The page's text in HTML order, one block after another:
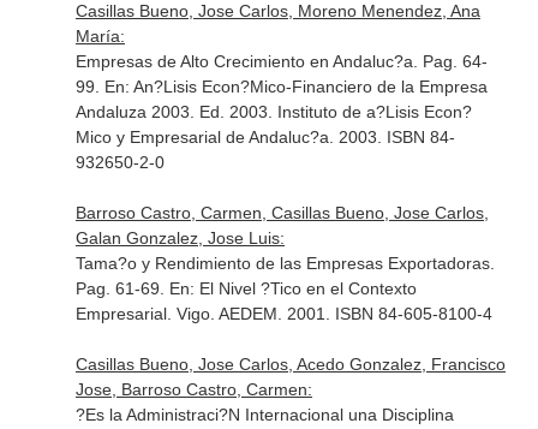
Casillas Bueno, Jose Carlos, Moreno Menendez, Ana
María:
Empresas de Alto Crecimiento en Andaluc?a. Pag. 64-
99. En: An?Lisis Econ?Mico-Financiero de la Empresa
Andaluza 2003 . Ed. 2003. Instituto de a?Lisis Econ?
Mico y Empresarial de Andaluc?a. 2003. ISBN 84-
932650-2-0
Barroso Castro, Carmen, Casillas Bueno, Jose Carlos,
Galan Gonzalez, Jose Luis:
Tama?o y Rendimiento de las Empresas Exportadoras.
Pag. 61-69. En: El Nivel ?Tico en el Contexto
Empresarial. Vigo. AEDEM. 2001. ISBN 84-605-8100-4
Casillas Bueno, Jose Carlos, Acedo Gonzalez, Francisco
Jose, Barroso Castro, Carmen:
?Es la Administraci?N Internacional una Disciplina